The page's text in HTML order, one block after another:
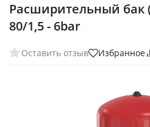
Расширительный бак
80/1,5 - 6bar
Оставить отзыв Избранное